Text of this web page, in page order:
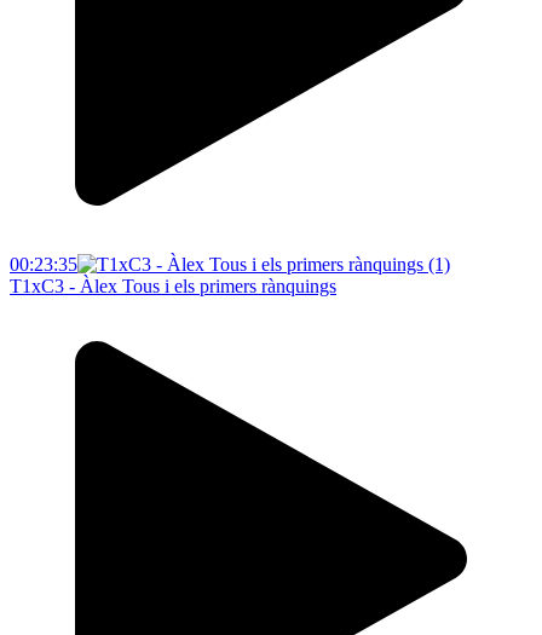
00:23:35
T1xC3 - Àlex Tous i els primers rànquings